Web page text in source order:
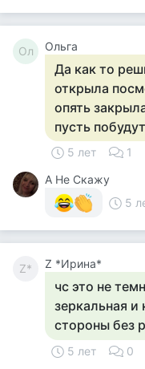
Ол Ольга
Да как то
открыла
опять
пусть
5 лет 1
А Не Скажу
5
Z* Z *Ирина*
чс это не
зеркальная и
стороны без
5 лет 0